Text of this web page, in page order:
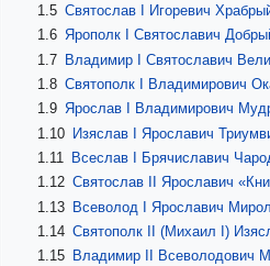
1.5 Святослав I Игоревич
1.6 Ярополк I Святославич
1.7 Владимир I Святославич
1.8 Святополк I Владимирович
1.9 Ярослав I Владимирович
1.10 Изяслав I Ярославич
1.11
Всеслав I Брячиславич
1.12 Святослав II Ярославич
1.13 Всеволод I Ярославич
1.14 Святополк II (Михаил I)
1.15
Владимир II Всеволодович